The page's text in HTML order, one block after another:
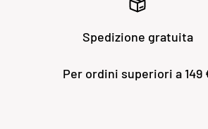
Spedizione gratuita
Per ordini superiori a 149